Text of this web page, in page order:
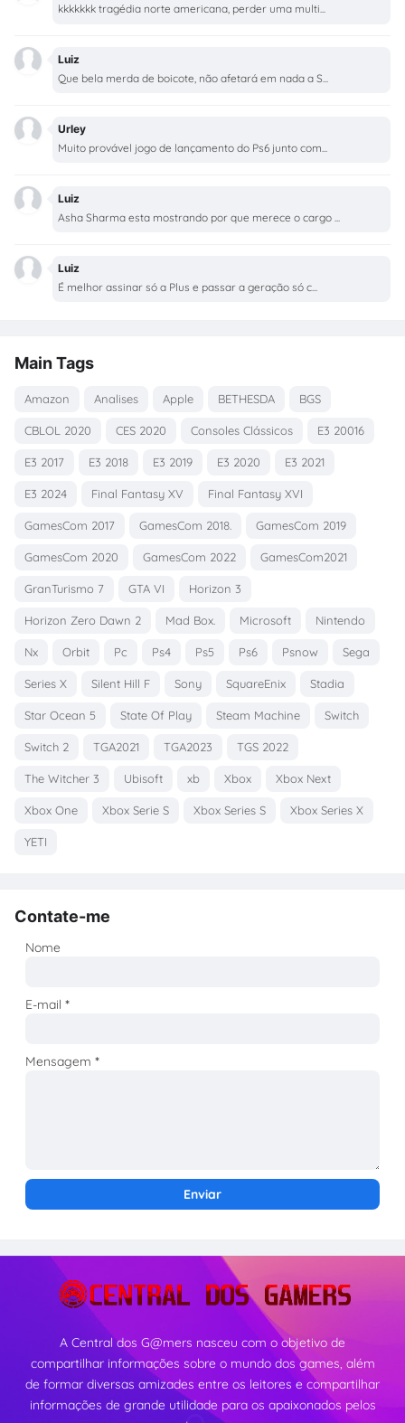
kkkkkkk tragédia norte americana, perder uma multi...
Luiz
Que bela merda de boicote, não afetará em nada a S...
Urley
Muito provável jogo de lançamento do Ps6 junto com...
Luiz
Asha Sharma esta mostrando por que merece o cargo ...
Luiz
É melhor assinar só a Plus e passar a geração só c...
Main Tags
Amazon Analises Apple BETHESDA BGS
CBLOL 2020 CES 2020 Consoles Clássicos E3 20016
E3 2017 E3 2018 E3 2019 E3 2020 E3 2021
E3 2024 Final Fantasy XV Final Fantasy XVI
GamesCom 2017 GamesCom 2018. GamesCom 2019
GamesCom 2020 GamesCom 2022 GamesCom2021
GranTurismo 7 GTA VI Horizon 3
Horizon Zero Dawn 2 Mad Box. Microsoft Nintendo
Nx Orbit Pc Ps4 Ps5 Ps6 Psnow Sega
Series X Silent Hill F Sony SquareEnix Stadia
Star Ocean 5 State Of Play Steam Machine Switch
Switch 2 TGA2021 TGA2023 TGS 2022
The Witcher 3 Ubisoft xb Xbox Xbox Next
Xbox One Xbox Serie S Xbox Series S Xbox Series X
YETI
Contate-me
Nome
E-mail*
Mensagem*
A Central dos G@mers nasceu com o objetivo de
compartilhar informações sobre o mundo dos games, além
de formar diversas amizades entre os leitores e compartilhar
informações de grande utilidade para os apaixonados pelos